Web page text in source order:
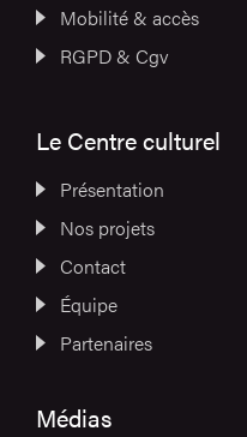
Mobilité & accès
RGPD & Cgv
Le Centre culturel
Présentation
Nos projets
Contact
Équipe
Partenaires
Médias